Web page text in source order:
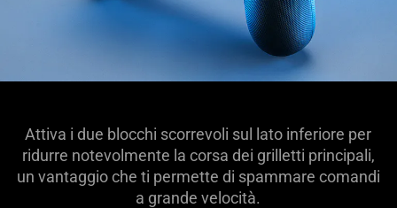
Attiva i due blocchi scorrevoli sul lato inferiore per
ridurre notevolmente la corsa dei grilletti principali,
un vantaggio che ti permette di spammare comandi
a grande velocità.